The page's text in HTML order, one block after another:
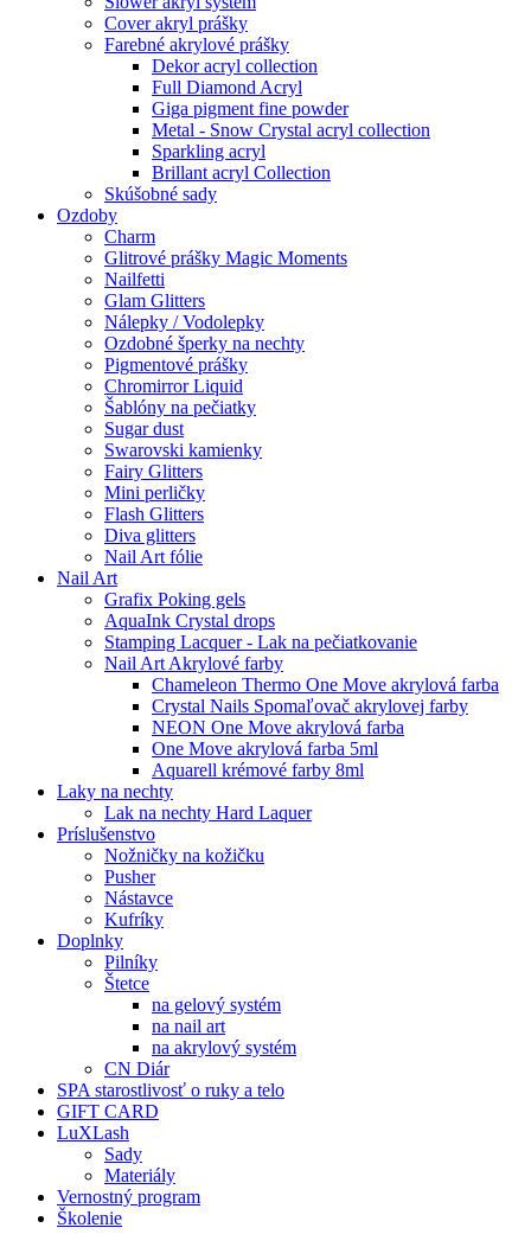
Cover akryl prášky
Farebné akrylové prášky
Dekor acryl collection
Full Diamond Acryl
Giga pigment fine powder
Metal - Snow Crystal acryl collection
Sparkling acryl
Brillant acryl Collection
Skúšobné sady
Ozdoby
Charm
Glitrové prášky Magic Moments
Nailfetti
Glam Glitters
Nálepky / Vodolepky
Ozdobné šperky na nechty
Pigmentové prášky
Chromirror Liquid
Šablóny na pečiatky
Sugar dust
Swarovski kamienky
Fairy Glitters
Mini perličky
Flash Glitters
Diva glitters
Nail Art fólie
Nail Art
Grafix Poking gels
AquaInk Crystal drops
Stamping Lacquer - Lak na pečiatkovanie
Nail Art Akrylové farby
Chameleon Thermo One Move akrylová farba
Crystal Nails Spomaľovač akrylovej farby
NEON One Move akrylová farba
One Move akrylová farba 5ml
Aquarell krémové farby 8ml
Laky na nechty
Lak na nechty Hard Laquer
Príslušenstvo
Nožničky na kožičku
Pusher
Nástavce
Kufríky
Doplnky
Pilníky
Štetce
na gelový systém
na nail art
na akrylový systém
CN Diár
SPA starostlivosť o ruky a telo
GIFT CARD
LuXLash
Sady
Materiály
Vernostný program
Školenie